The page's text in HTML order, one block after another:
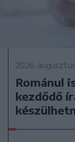
2026.
Románul
kezdődő